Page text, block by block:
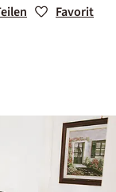
Favorit